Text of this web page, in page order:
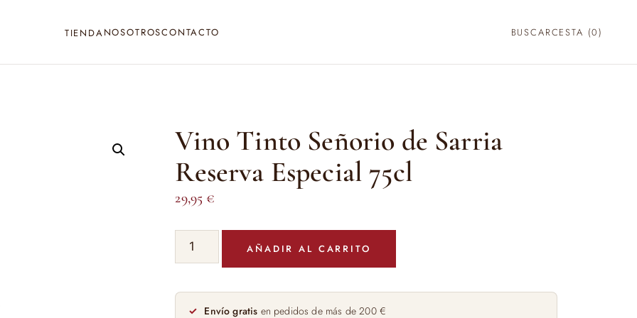
TIENDANOSOTROSCONTACTO BUSCARCESTA (0)
Vino Tinto Señorio de Sarria
Reserva Especial 75cl
29,95 €
Vino
Tinto
de
Sarria
AÑADIR AL CARRITO
Envío gratis en pedidos de más de 200 €